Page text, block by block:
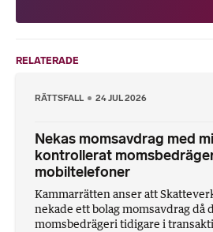
RELATERADE
RÄTTSFALL 24 JUL 2026
Nekas momsavdrag med
kontrollerat
mobiltelefoner
Kammarrätten anser att
nekade ett bolag momsavdrag då
momsbedrägeri tidigare i